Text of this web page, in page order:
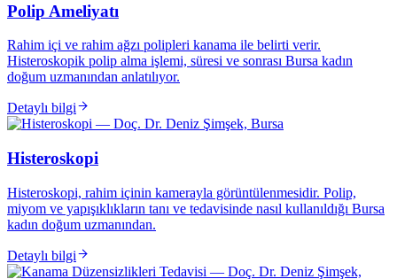
Polip Ameliyatı
Rahim içi ve rahim ağzı polipleri kanama ile belirti verir.
Histeroskopik polip alma işlemi, süresi ve sonrası Bursa kadın
doğum uzmanından anlatılıyor.
Detaylı bilgi
Histeroskopi
Histeroskopi, rahim içinin kamerayla görüntülenmesidir. Polip,
miyom ve yapışıklıkların tanı ve tedavisinde nasıl kullanıldığı Bursa
kadın doğum uzmanından.
Detaylı bilgi